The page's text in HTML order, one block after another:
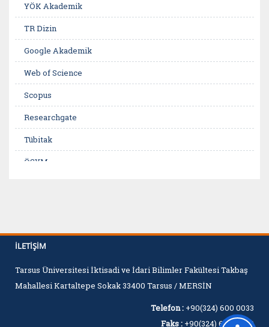
YÖK Akademik
TR Dizin
Google Akademik
Web of Science
Scopus
Researchgate
Tübitak
ÖSYM
İLETIŞIM
Tarsus Üniversitesi İktisadi ve İdari Bilimler Fakültesi Takbaş
Mahallesi Kartaltepe Sokak 33400 Tarsus / MERSİN
Telefon : +90(324) 600 0033
Faks : +90(324) 600 0060